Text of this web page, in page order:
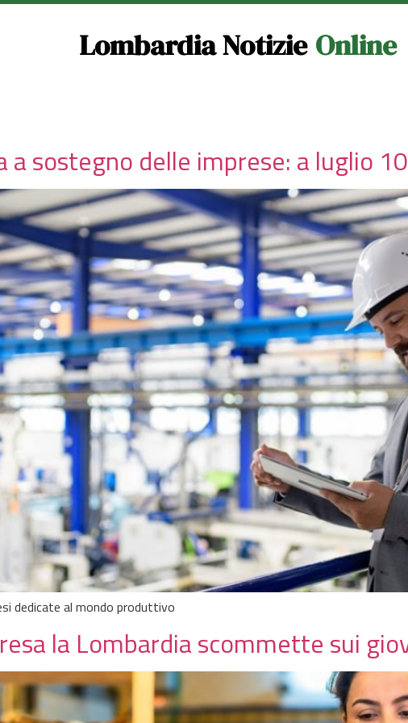
Lombardia Notizie Online
a sostegno delle imprese: a luglio
dedicate al mondo produttivo
la Lombardia scommette sui